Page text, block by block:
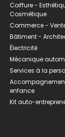
Coiffure -
Cosmétique
Commerce -
Bâtiment -
Électricité
Mécanique
Services à la
enfance
Kit auto-